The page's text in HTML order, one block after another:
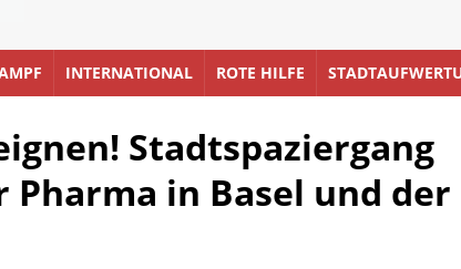
INTERNATIONAL ROTE HILFE
Stadtspaziergang
Pharma in Basel und der